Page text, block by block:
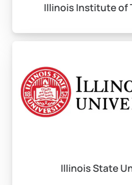
Illinois Institute of
Illinois State